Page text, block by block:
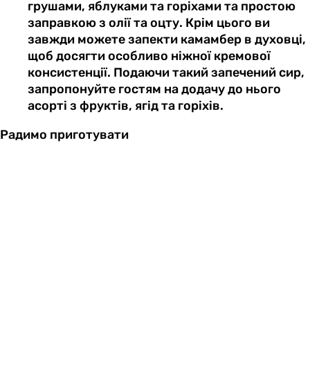
грушами, яблуками та горіхами та простою
заправкою з олії та оцту. Крім цього ви
завжди можете запекти камамбер в духовці,
щоб досягти особливо ніжної кремової
консистенції. Подаючи такий запечений сир,
запропонуйте гостям на додачу до нього
асорті з фруктів, ягід та горіхів.
Радимо приготувати